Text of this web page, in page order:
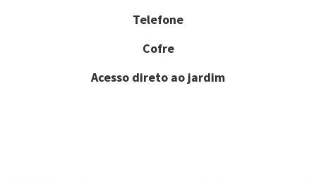
Telefone
Cofre
Acesso direto ao jardim